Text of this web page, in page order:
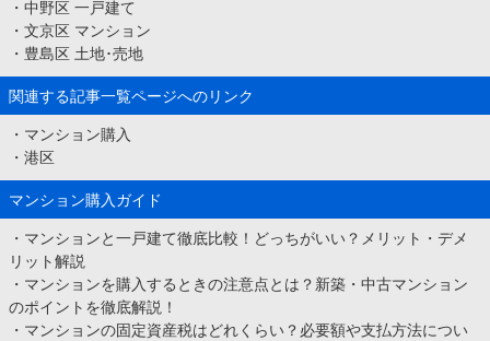
・ 中野区 一戸建て
・ 文京区 マンション
・ 豊島区 土地･売地
関連する記事一覧ページへのリンク
・ マンション購入
・ 港区
マンション購入ガイド
・ マンションと一戸建て徹底比較！どっちがいい？メリット・デメ
リット解説
・ マンションを購入するときの注意点とは？新築・中古マンション
のポイントを徹底解説！
・ マンションの固定資産税はどれくらい？必要額や支払方法につい